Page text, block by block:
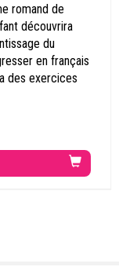
romand de
découvrira
du
en français
des exercices